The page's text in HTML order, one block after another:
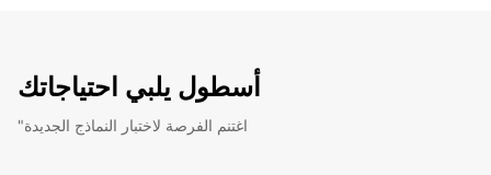
أسطول يلبي احتياجاتك
"اغتنم الفرصة لاختبار النماذج الجديدة